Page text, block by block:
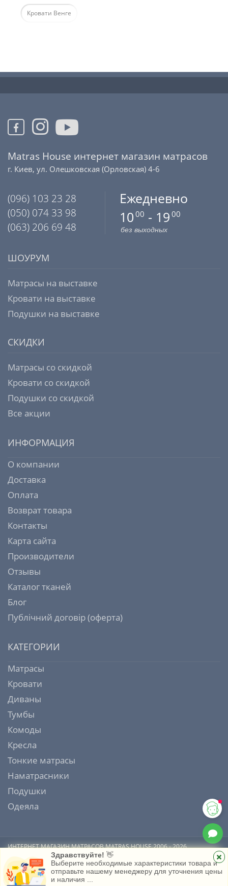
Главная
Кровати Венге
Здравствуйте! 👋
Выберите необходимые характеристики товара и
отправьте нашему менеджеру для уточнения цены
и наличия ...
Matras House интернет магазин матрасов
г. Киев, ул. Олешковская (Орловская) 4-6
(096) 103 23 28
(050) 074 33 98
(063) 206 69 48
Ежедневно
10 00 - 19 00
без выходных
ШОУРУМ
Матрасы на выставке
Кровати на выставке
Подушки на выставке
СКИДКИ
Матрасы со скидкой
Кровати со скидкой
Подушки со скидкой
Все акции
ИНФОРМАЦИЯ
О компании
Доставка
Оплата
Возврат товара
Контакты
Карта сайта
Производители
Отзывы
Каталог тканей
Блог
Публічний договір (оферта)
КАТЕГОРИИ
Матрасы
Кровати
Диваны
Тумбы
Комоды
Кресла
Тонкие матрасы
Наматрасники
Подушки
Одеяла
ИНТЕРНЕТ МАГАЗИН МАТРАСОВ MATRAS HOUSE 2006 - 2026